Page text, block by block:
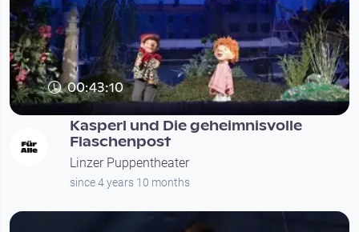
00:43:10
Kasperl und Die geheimnisvolle
Flaschenpost
Linzer Puppentheater
since 4 years 10 months